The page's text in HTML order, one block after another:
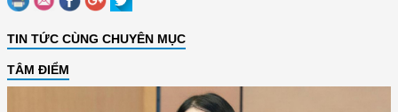
TIN TỨC CÙNG CHUYÊN MỤC
TÂM ĐIỂM